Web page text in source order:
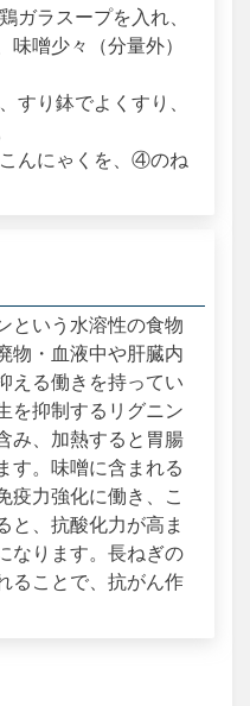
ガラスープを入れ、
味噌少々（分量外）
すり鉢でよくすり、
んにゃくを、④のね
という水溶性の食物
物・血液中や肝臓内
える働きを持ってい
を抑制するリグニン
み、加熱すると胃腸
す。味噌に含まれる
疫力強化に働き、こ
と、抗酸化力が高ま
なります。長ねぎの
ることで、抗がん作